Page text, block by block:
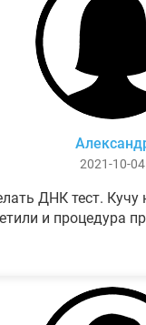
2021-10-04
ДНК тест.
и процедура